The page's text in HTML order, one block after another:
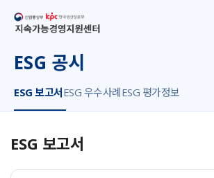
산업통상부
지속가능경영지원센터
ESG 공시
ESG 보고서ESG 우수사례ESG 평가정보
ESG 보고서